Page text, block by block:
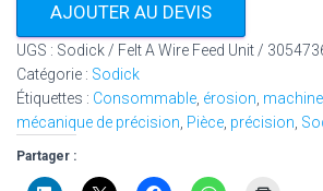
AJOUTER AU DEVIS
UGS : Sodick / Felt A Wire Feed Unit /
Catégorie : Sodick
Étiquettes : Consommable érosion machine
mécanique de précision Pièce précision
Partager :